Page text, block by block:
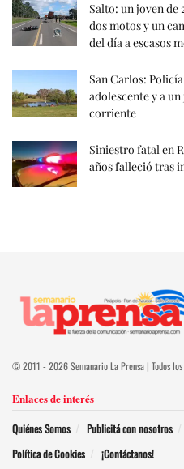
Salto: un joven de
dos motos y un
del día a escasos
San Carlos:
adolescente y a
corriente
Siniestro fatal en
años falleció tras
© 2011 - 2026 Semanario La Prensa | Todos los
Enlaces de interés
Quiénes Somos Publicitá con nosotros
Política de Cookies
¡Contáctanos!